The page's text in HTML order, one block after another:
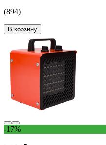
(894)
В корзину
-17%